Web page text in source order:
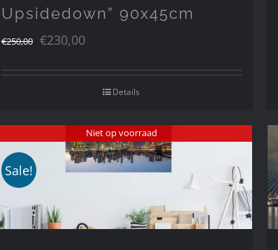
Upsidedown” 90x45cm
€250,00 Oorspronkelijke
was:
€230,00Huidige
is:
€230,00.
Details
Niet op voorraad
Sale!